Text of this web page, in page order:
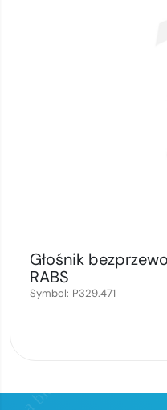
Głośnik
RABS
Symbol: P329.471